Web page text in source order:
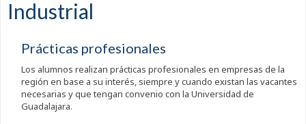
Industrial
Prácticas profesionales
Los alumnos realizan prácticas profesionales en empresas de la
región en base a su interés, siempre y cuando existan las vacantes
necesarias y que tengan convenio con la Universidad de
Guadalajara.